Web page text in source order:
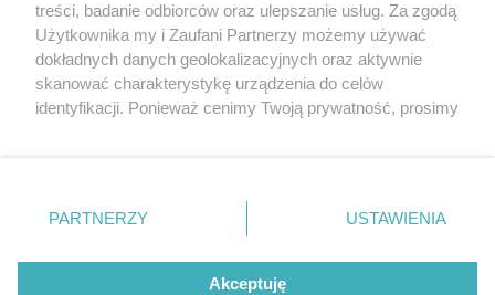
14℃
Zobacz prognozę na 3 dni
Copyright © 2022 Kurier Szczeciński sp. z o.o.
Wszelkie prawa zastrzeżone
Nota wydawnicza
Nota prawna
treści, badanie odbiorców oraz ulepszanie usług. Za zgodą
Użytkownika my i Zaufani Partnerzy możemy używać
dokładnych danych geolokalizacyjnych oraz aktywnie
skanować charakterystykę urządzenia do celów
identyfikacji. Ponieważ cenimy Twoją prywatność, prosimy
prywatności znajdujący się w lewym dolnym rogu strony
. Niektóre rodzaje przetwarzania danych nie wymagają
takiemu przetwarzaniu. Preferencje będą miały
PARTNERZY USTAWIENIA
Akceptuję